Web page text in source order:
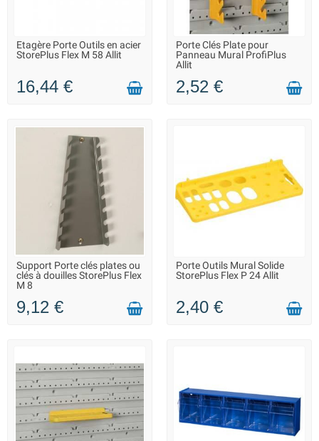
LIVRAISON 2 À 3 JOURS
Etagère Porte Outils en acier
StorePlus Flex M 58 Allit
16,44 €
FIN DE SÉRIE : QUANTITÉ
MAX. DISPONIBLE
Porte Clés Plate pour
Panneau Mural ProfiPlus
Allit
2,52 €
LIVRAISON 2 À 3 JOURS
Support Porte clés plates ou
clés à douilles StorePlus Flex
M 8
9,12 €
FIN DE SÉRIE : QUANTITÉ
MAX. DISPONIBLE
Porte Outils Mural Solide
StorePlus Flex P 24 Allit
2,40 €